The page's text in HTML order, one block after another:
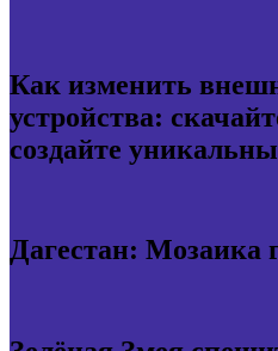
Как изменить
устройства:
создайте
Дагестан: Мозаика